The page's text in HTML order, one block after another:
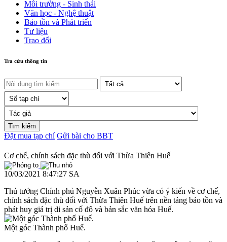
Môi trường - Sinh thái
Văn học - Nghệ thuật
Bảo tồn và Phát triển
Tư liệu
Trao đổi
Tra cứu thông tin
Đặt mua tạp chí Gửi bài cho BBT
Cơ chế, chính sách đặc thù đối với Thừa Thiên Huế
10/03/2021 8:47:27 SA
Thủ tướng Chính phủ Nguyễn Xuân Phúc vừa có ý kiến về cơ chế,
chính sách đặc thù đối với Thừa Thiên Huế trên nền tảng bảo tồn và
phát huy giá trị di sản cố đô và bản sắc văn hóa Huế.
Một góc Thành phố Huế.